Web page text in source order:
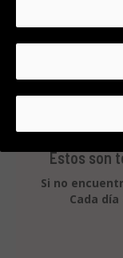
Estos son
Si no
Cada